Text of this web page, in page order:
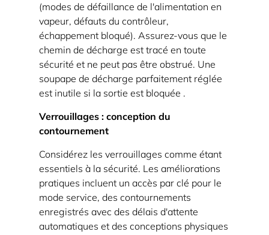
(modes de défaillance de l'alimentation en
vapeur, défauts du contrôleur,
échappement bloqué). Assurez-vous que le
chemin de décharge est tracé en toute
sécurité et ne peut pas être obstrué. Une
soupape de décharge parfaitement réglée
est inutile si la sortie est bloquée .
Verrouillages : conception du
contournement
Considérez les verrouillages comme étant
essentiels à la sécurité. Les améliorations
pratiques incluent un accès par clé pour le
mode service, des contournements
enregistrés avec des délais d'attente
automatiques et des conceptions physiques